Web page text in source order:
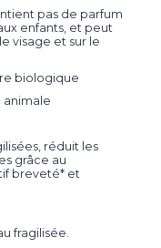
pas de parfum
enfants, et peut
visage et sur le
biologique
animale
réduit les
grâce au
breveté* et
fragilisée.